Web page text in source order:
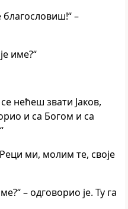
благословиш!“ –
име?“
нећеш звати Јаков,
и са Богом и са
ми, молим те, своје
– одговорио је. Ту га